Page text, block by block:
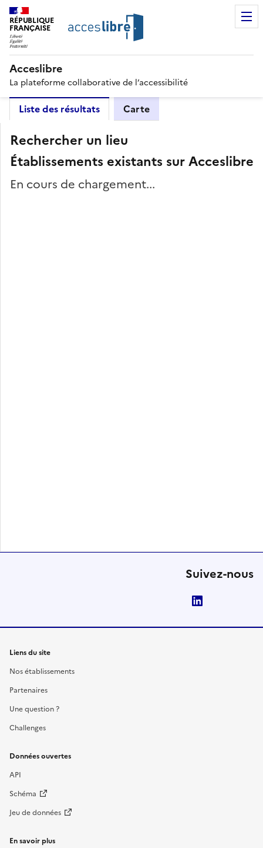
RÉPUBLIQUE
FRANÇAISE
Acceslibre
La plateforme collaborative de l’accessibilité
Liste des résultats Carte
Rechercher un lieu
Établissements existants sur Acceslibre
En cours de chargement...
Suivez-nous
Liens du site
Nos établissements
Partenaires
Une question ?
Challenges
Données ouvertes
API
Schéma
Jeu de données
En savoir plus